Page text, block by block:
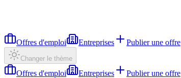
Offres d'emploi Entreprises Publier une offre
Changer le thème
Offres d'emploi Entreprises Publier une offre